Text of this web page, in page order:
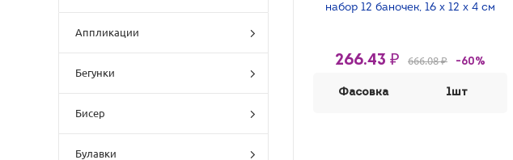
Аппликации
Бегунки
Бисер
Булавки
набор 12 баночек, 16 х 12 х 4 см
266.43 ₽ 666.08 ₽ -60%
Фасовка 1шт